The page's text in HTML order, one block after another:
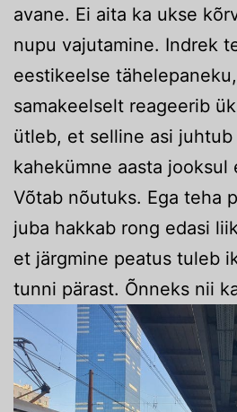
avane. Ei aita ka ukse
nupu vajutamine. Indrek
eestikeelse
samakeelselt reageerib
ütleb, et selline asi juhtub
kahekümne aasta jooksul
Võtab nõutuks. Ega teha
juba hakkab rong edasi
et järgmine peatus tuleb
tunni pärast. Õnneks nii